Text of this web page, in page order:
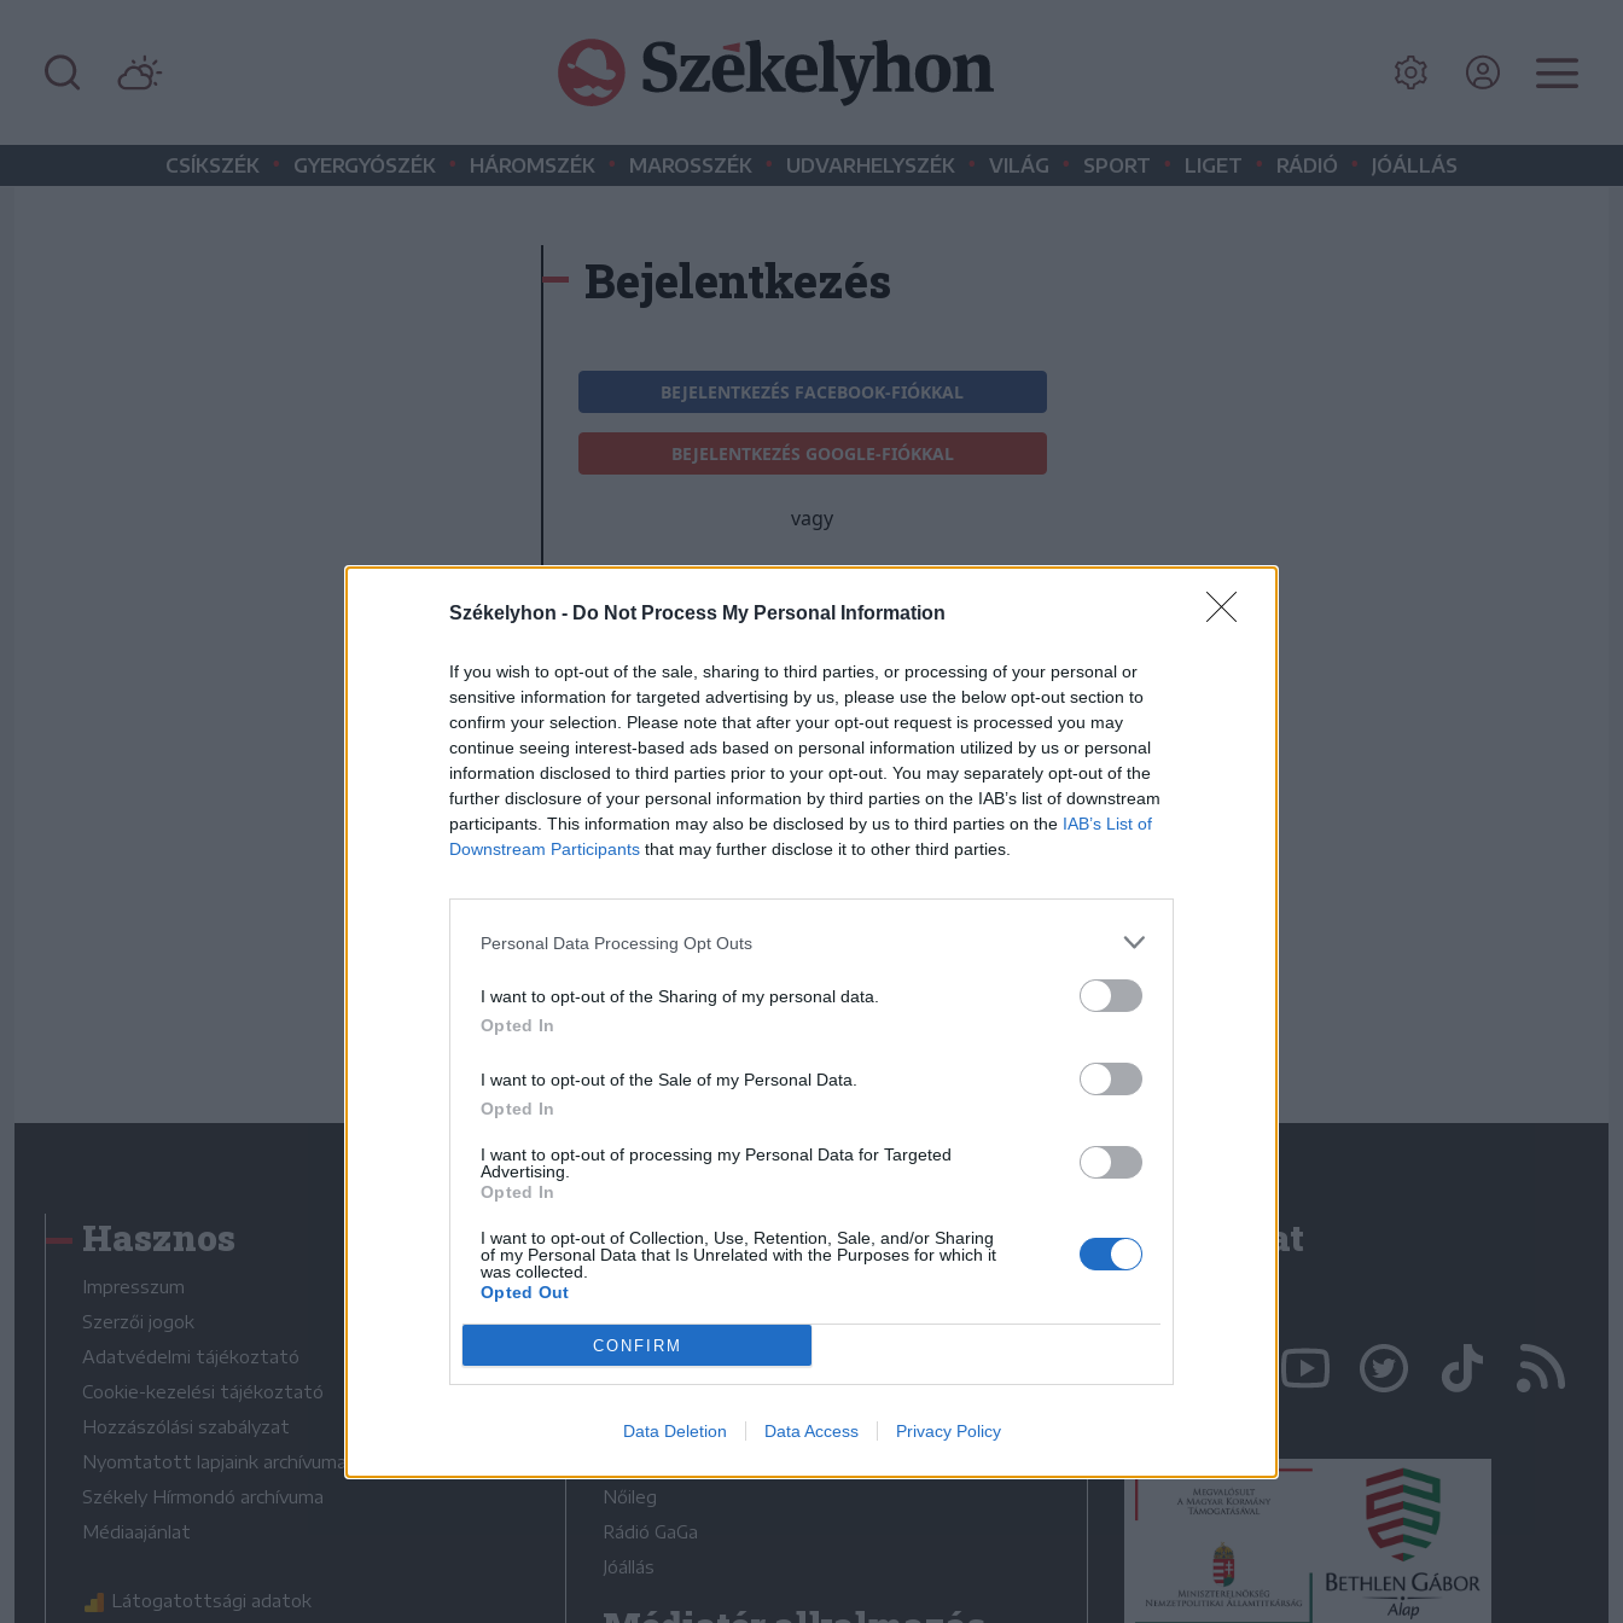
Székelyhon - Do Not Process My Personal Information
If you wish to opt-out of the sale, sharing to third parties, or processing of your personal or
sensitive information for targeted advertising by us, please use the below opt-out section to
confirm your selection. Please note that after your opt-out request is processed you may
continue seeing interest-based ads based on personal information utilized by us or personal
information disclosed to third parties prior to your opt-out. You may separately opt-out of the
further disclosure of your personal information by third parties on the IAB’s list of downstream
participants. This information may also be disclosed by us to third parties on the IAB’s List of
Downstream Participants that may further disclose it to other third parties.
Personal Data Processing Opt Outs
I want to opt-out of the Sharing of my personal data.
Opted In
I want to opt-out of the Sale of my Personal Data.
Opted In
I want to opt-out of processing my Personal Data for Targeted
Advertising.
Opted In
I want to opt-out of Collection, Use, Retention, Sale, and/or Sharing
of my Personal Data that Is Unrelated with the Purposes for which it
was collected.
Opted Out
CONFIRM
Data Deletion Data Access Privacy Policy
CSÍKSZÉK • GYERGYÓSZÉK • HÁROMSZÉK • MAROSSZÉK • UDVARHELYSZÉK • VILÁG • SPORT • LIGET • RÁDIÓ • JÓÁLLÁS
Bejelentkezés
BEJELENTKEZÉS FACEBOOK-FIÓKKAL
BEJELENTKEZÉS GOOGLE-FIÓKKAL
vagy
E-mail-cím
Jelszó
Elfelejtette a jelszavát?
BEJELENTKEZÉS
Hasznos
Impresszum
Szerzői jogok
Adatvédelmi tájékoztató
Cookie-kezelési tájékoztató
Hozzászólási szabályzat
Nyomtatott lapjaink archívuma
Székely Hírmondó archívuma
Médiaajánlat
Látogatottsági adatok
Médiatér
Liget
Krónika
Bihari Napló
Erdélyi Napló
Nőileg
Rádió GaGa
Jóállás
Kapcsolat